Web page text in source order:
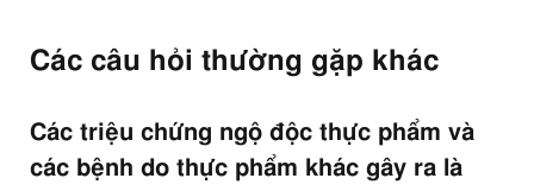
Các câu hỏi thường gặp khác
Các triệu chứng ngộ độc thực phẩm và
các bệnh do thực phẩm khác gây ra là